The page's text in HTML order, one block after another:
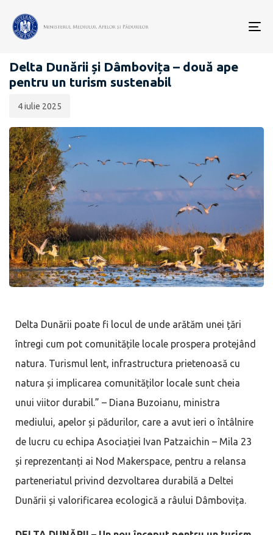
COMUNICATE DE PRESĂ
Delta Dunării și Dâmbovița – două ape
pentru un turism sustenabil
publicării:
4 iulie 2025
Delta Dunării poate fi locul de unde arătăm unei țări
întregi cum pot comunitățile locale prospera protejând
natura. Turismul lent, infrastructura prietenoasă cu
natura și implicarea comunităților locale sunt cheia
unui viitor durabil.” – Diana Buzoianu, ministra
mediului, apelor și pădurilor, care a avut ieri o întâlnire
de lucru cu echipa Asociației Ivan Patzaichin – Mila 23
și reprezentanți ai Nod Makerspace, pentru a relansa
parteneriatul privind dezvoltarea durabilă a Deltei
Dunării și valorificarea ecologică a râului Dâmbovița.